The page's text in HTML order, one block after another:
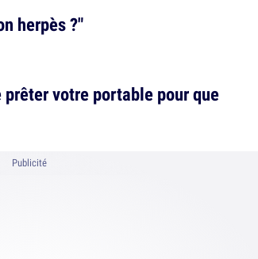
herpès ?"
votre portable pour que
Publicité